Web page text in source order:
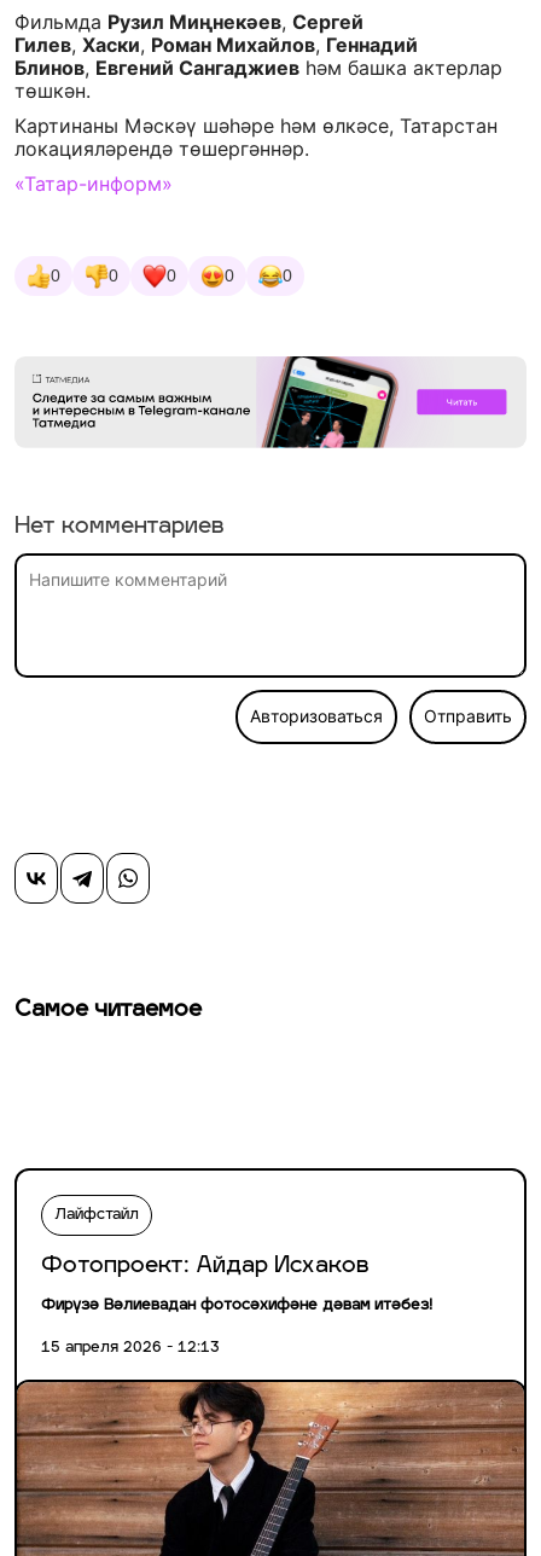
Фильмда Рузил Миңнекәев, Сергей
Гилев, Хаски, Роман Михайлов, Геннадий
Блинов, Евгений Сангаджиев һәм башка актерлар
төшкән.
Картинаны Мәскәү шәһәре һәм өлкәсе, Татарстан
локацияләрендә төшергәннәр.
«Татар-информ»
0 0 0 0 0
Нет комментариев
Авторизоваться Отправить
Самое читаемое
Лайфстайл
Фотопроект: Айдар Исхаков
Фирүзә Вәлиевадан фотосәхифәне дәвам итәбез!
15 апреля 2026 - 12:13